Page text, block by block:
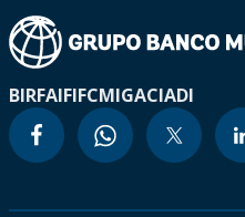
BIRFAIFIFCMIGACIADI